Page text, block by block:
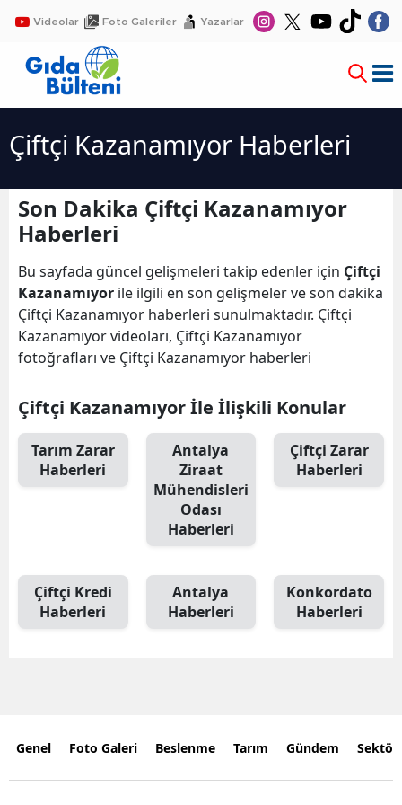
Videolar Foto Galeriler Yazarlar
Çiftçi Kazanamıyor Haberleri
Son Dakika Çiftçi Kazanamıyor
Haberleri
Bu sayfada güncel gelişmeleri takip edenler için Çiftçi
Kazanamıyor ile ilgili en son gelişmeler ve son dakika
Çiftçi Kazanamıyor haberleri sunulmaktadır. Çiftçi
Kazanamıyor videoları, Çiftçi Kazanamıyor
fotoğrafları ve Çiftçi Kazanamıyor haberleri
Çiftçi Kazanamıyor İle İlişkili Konular
Tarım Zarar
Haberleri
Antalya
Ziraat
Mühendisleri
Odası
Haberleri
Çiftçi Zarar
Haberleri
Çiftçi Kredi
Haberleri
Antalya
Haberleri
Konkordato
Haberleri
Genel Foto Galeri Beslenme Tarım Gündem